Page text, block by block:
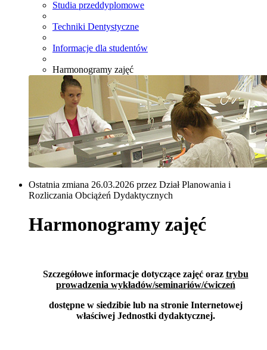
Studia przeddyplomowe
Techniki Dentystyczne
Informacje dla studentów
Harmonogramy zajęć
Ostatnia zmiana 26.03.2026 przez Dział Planowania i
Rozliczania Obciążeń Dydaktycznych
Harmonogramy zajęć
Szczegółowe informacje dotyczące zajęć oraz trybu
prowadzenia wykładów/seminariów/ćwiczeń
dostępne w siedzibie lub na stronie Internetowej
właściwej Jednostki dydaktycznej.